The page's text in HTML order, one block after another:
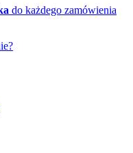
do każdego zamówienia